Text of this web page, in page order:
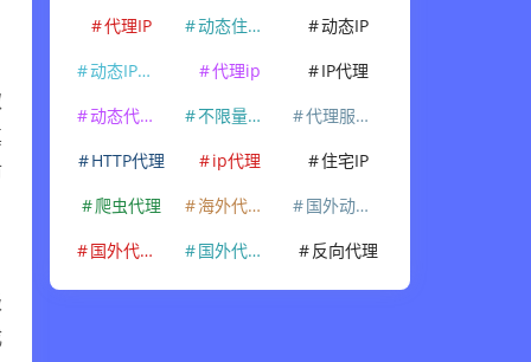
代理IP 动态住宅IP
动态IP
动态IP代理
代理ip
IP代理
动态代理IP
不限量代理IP
代理服务器
HTTP代理
ip代理
住宅IP
爬虫代理
海外代理ip
国外动态IP
国外代理IP
国外代理ip 反向代理